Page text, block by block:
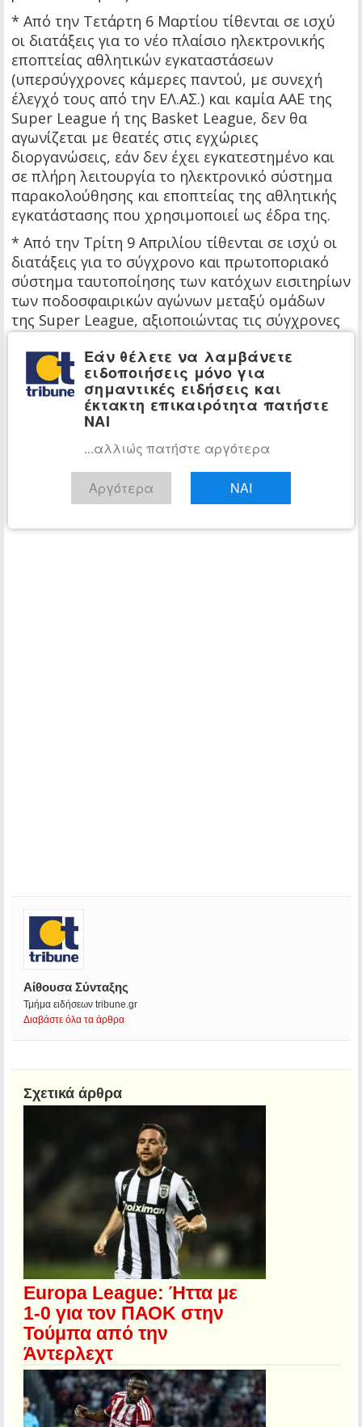
* Από την Τετάρτη 6 Μαρτίου τίθενται σε ισχύ
οι διατάξεις για το νέο πλαίσιο ηλεκτρονικής
εποπτείας αθλητικών εγκαταστάσεων
(υπερσύγχρονες κάμερες παντού, με συνεχή
έλεγχό τους από την ΕΛ.ΑΣ.) και καμία ΑΑΕ της
Super League ή της Basket League, δεν θα
αγωνίζεται με θεατές στις εγχώριες
διοργανώσεις, εάν δεν έχει εγκατεστημένο και
σε πλήρη λειτουργία το ηλεκτρονικό σύστημα
παρακολούθησης και εποπτείας της αθλητικής
εγκατάστασης που χρησιμοποιεί ως έδρα της.
* Από την Τρίτη 9 Απριλίου τίθενται σε ισχύ οι
διατάξεις για το σύγχρονο και πρωτοποριακό
σύστημα ταυτοποίησης των κατόχων εισιτηρίων
των ποδοσφαιρικών αγώνων μεταξύ ομάδων
της Super League, αξιοποιώντας τις σύγχρονες
κινητού τηλεφώνου και είσοδος στο γήπεδο
μέσω αυτού), σε συνεργασία με το Υπουργείο
Ψηφιακής Διακυβέρνησης.
Αίθουσα Σύνταξης
Τμήμα ειδήσεων tribune.gr
Διαβάστε όλα τα άρθρα
Σχετικά άρθρα
Europa League: Ήττα με
1-0 για τον ΠΑΟΚ στην
Τούμπα από την
Άντερλεχτ
Εάν θέλετε να λαμβάνετε
ειδοποιήσεις μόνο για
σημαντικές ειδήσεις και
έκτακτη επικαιρότητα πατήστε
ΝΑΙ
...αλλιώς πατήστε αργότερα
Αργότερα ΝΑΙ